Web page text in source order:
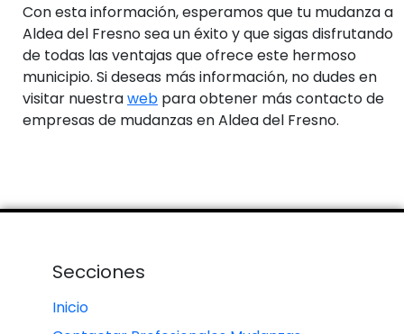
Con esta información, esperamos que tu mudanza a
Aldea del Fresno sea un éxito y que sigas disfrutando
de todas las ventajas que ofrece este hermoso
municipio. Si deseas más información, no dudes en
visitar nuestraweb para obtener más contacto de
empresas de mudanzas en Aldea del Fresno.
Secciones
Inicio